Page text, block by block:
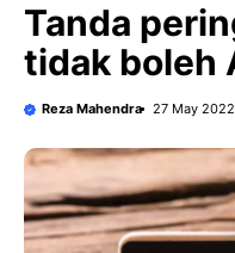
Tanda
tidak boleh
Reza Mahendra 27 May 2022